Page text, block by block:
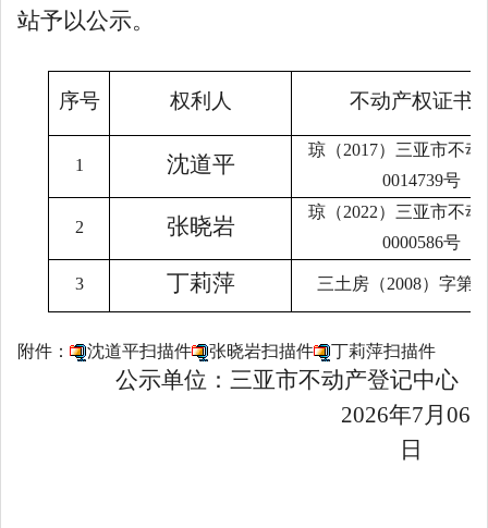
站予以公示。
序号 权利人 不动产权证书
1 沈道平
琼（2017）三亚市不动
0014739号
2 张晓岩
琼（2022）三亚市不动
0000586号
3 丁莉萍 三土房（2008）字第
附件： 沈道平扫描件 张晓岩扫描件 丁莉萍扫描件
公示单位：三亚市不动产登记中心
2026年7 月 06
日